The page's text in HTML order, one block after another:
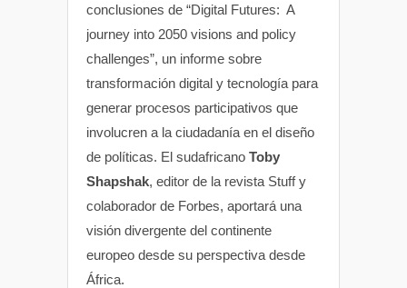
conclusiones de “Digital Futures: A
journey into 2050 visions and policy
challenges”, un informe sobre
transformación digital y tecnología para
generar procesos participativos que
involucren a la ciudadanía en el diseño
de políticas. El sudafricano Toby
Shapshak, editor de la revista Stuff y
colaborador de Forbes, aportará una
visión divergente del continente
europeo desde su perspectiva desde
África.